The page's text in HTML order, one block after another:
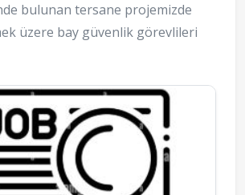
bulunan tersane projemizde
üzere bay güvenlik görevlileri